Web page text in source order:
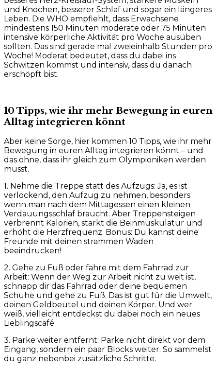
und Knochen, besserer Schlaf und sogar ein längeres
Leben. Die WHO empfiehlt, dass Erwachsene
mindestens 150 Minuten moderate oder 75 Minuten
intensive körperliche Aktivität pro Woche ausüben
sollten. Das sind gerade mal zweieinhalb Stunden pro
Woche! Moderat bedeutet, dass du dabei ins
Schwitzen kommst und intensiv, dass du danach
erschöpft bist.
10 Tipps, wie ihr mehr Bewegung in euren
Alltag integrieren könnt
Aber keine Sorge, hier kommen 10 Tipps, wie ihr mehr
Bewegung in euren Alltag integrieren könnt – und
das ohne, dass ihr gleich zum Olympioniken werden
müsst.
1. Nehme die Treppe statt des Aufzugs: Ja, es ist
verlockend, den Aufzug zu nehmen, besonders
wenn man nach dem Mittagessen einen kleinen
Verdauungsschlaf braucht. Aber Treppensteigen
verbrennt Kalorien, stärkt die Beinmuskulatur und
erhöht die Herzfrequenz. Bonus: Du kannst deine
Freunde mit deinen strammen Waden
beeindrucken!
2. Gehe zu Fuß oder fahre mit dem Fahrrad zur
Arbeit: Wenn der Weg zur Arbeit nicht zu weit ist,
schnapp dir das Fahrrad oder deine bequemen
Schuhe und gehe zu Fuß. Das ist gut für die Umwelt,
deinen Geldbeutel und deinen Körper. Und wer
weiß, vielleicht entdeckst du dabei noch ein neues
Lieblingscafé.
3. Parke weiter entfernt: Parke nicht direkt vor dem
Eingang, sondern ein paar Blocks weiter. So sammelst
du ganz nebenbei zusätzliche Schritte.